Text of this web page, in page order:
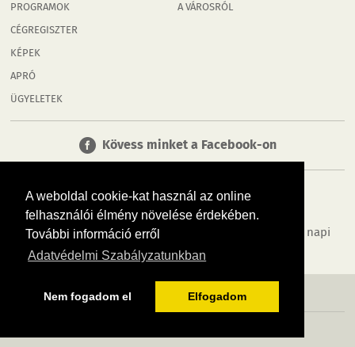
A weboldal cookie-kat használ az online
felhasználói élmény növelése érdekében.
További információ erről
Adatvédelmi Szabályzatunkban
Nem fogadom el Elfogadom
PROGRAMOK
CÉGREGISZTER
KÉPEK
APRÓ
ÜGYELETEK
A VÁROSRÓL
Kövess minket a Facebook-on
Tudj meg többet városodról! Hírek, programok, képek, napi
menü, cégek…. és minden, ami Győr
MÉDIAAJÁNLÓ ADATVÉDELEM IMPRESSZUM RÓLUNK